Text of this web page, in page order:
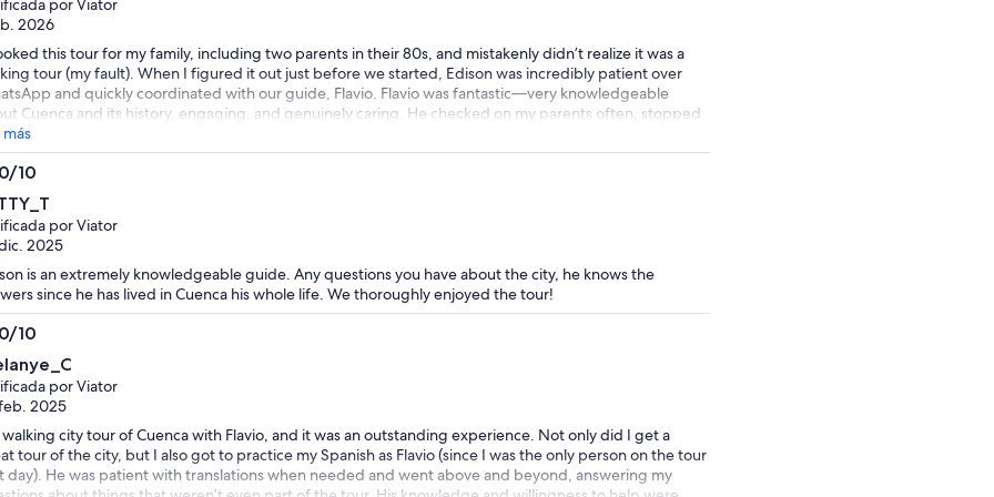
varias
entradas
para
por Viator
2026
this tour for my family, including two parents in their 80s, and mistakenly didn’t realize it was a
tour (my fault). When I figured it out just before we started, Edison was incredibly patient over
and quickly coordinated with our guide, Flavio. Flavio was fantastic—very knowledgeable
Cuenca and its history, engaging, and genuinely caring. He checked on my parents often, stopped
when needed, and never made us feel rushed or like a burden. Highly recommend this tour. They
care. Edison even followed up after the tour, and Flavio shared photos he took, which was a really
touch.
10
por Viator
2025
is an extremely knowledgeable guide. Any questions you have about the city, he knows the
since he has lived in Cuenca his whole life. We thoroughly enjoyed the tour!
10
por Viator
2025
city tour of Cuenca with Flavio, and it was an outstanding experience. Not only did I get a
tour of the city, but I also got to practice my Spanish as Flavio (since I was the only person on the tour
day). He was patient with translations when needed and went above and beyond, answering my